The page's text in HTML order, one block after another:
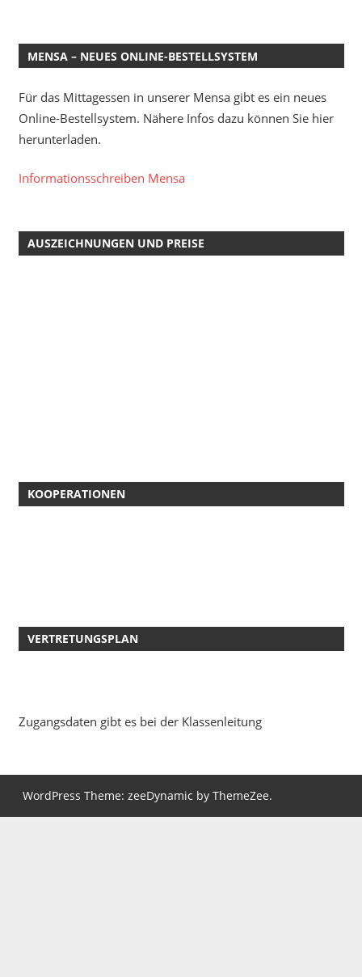
MENSA – NEUES ONLINE-BESTELLSYSTEM
Für das Mittagessen in unserer Mensa gibt es ein neues
Online-Bestellsystem. Nähere Infos dazu können Sie hier
herunterladen.
Informationsschreiben Mensa
AUSZEICHNUNGEN UND PREISE
KOOPERATIONEN
VERTRETUNGSPLAN
Zugangsdaten gibt es bei der Klassenleitung
WordPress Theme: zeeDynamic by ThemeZee.